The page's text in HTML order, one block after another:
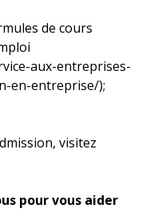
de cours
aux-entreprises-
en-entreprise/);
visitez
pour vous aider